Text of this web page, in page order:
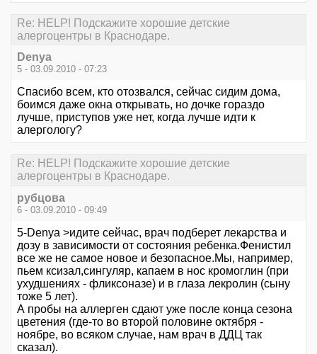
Re: HELP! Подскажите хорошие детские
алергоцентры в Краснодаре.
Denya
5 - 03.09.2010 - 07:23
Спасибо всем, кто отозвался, сейчас сидим дома,
боимся даже окна открывать, но дочке гораздо
лучше, приступов уже нет, когда лучше идти к
алергологу?
Re: HELP! Подскажите хорошие детские
алергоцентры в Краснодаре.
рубцова
6 - 03.09.2010 - 09:49
5-Denya >идите сейчас, врач подберет лекарства и
дозу в зависимости от состояния ребенка.Фенистил
все же не самое новое и безопасное.Мы, например,
пьем ксизал,сингуляр, капаем в нос кромоглин (при
ухудшениях - фликсоназе) и в глаза лекролин (сыну
тоже 5 лет).
А пробы на аллерген сдают уже после конца сезона
цветения (где-то во второй половине октября -
ноябре, во всяком случае, нам врач в ДДЦ так
сказал).